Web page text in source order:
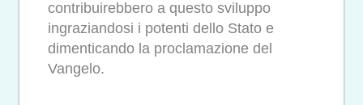
contribuirebbero a questo sviluppo
ingraziandosi i potenti dello Stato e
dimenticando la proclamazione del
Vangelo.